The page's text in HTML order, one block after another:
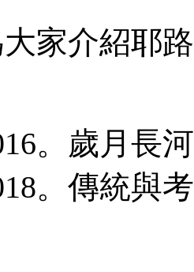
家介紹耶
。歲月長
。傳統與